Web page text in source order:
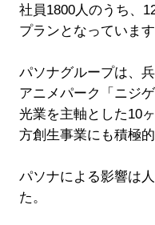
社員1800人のうち、
プランとなっています
パソナグループは、
アニメパーク「ニジ
光業を主軸とした10
方創生事業にも積極
パソナによる影響は
た。